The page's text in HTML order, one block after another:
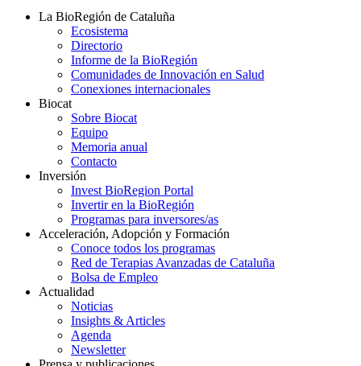
La BioRegión de Cataluña
Ecosistema
Directorio
Informe de la BioRegión
Comunidades de Innovación en Salud
Conexiones internacionales
Biocat
Sobre Biocat
Equipo
Memoria anual
Contacto
Inversión
Invest BioRegion Portal
Invertir en la BioRegión
Programas para inversores/as
Acceleración, Adopción y Formación
Conoce todos los programas
Red de Terapias Avanzadas de Cataluña
Bolsa de Empleo
Actualidad
Noticias
Insights & Articles
Agenda
Newsletter